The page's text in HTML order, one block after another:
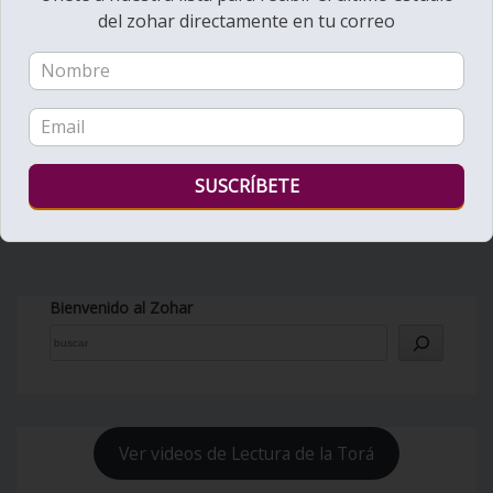
Bienvenido al Zohar
Ver videos de Lectura de la Torá
del zohar directamente en tu correo